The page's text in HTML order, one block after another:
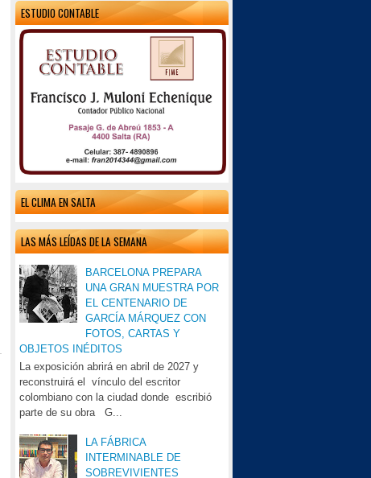
ESTUDIO CONTABLE
EL CLIMA EN SALTA
LAS MÁS LEÍDAS DE LA SEMANA
BARCELONA PREPARA
UNA GRAN MUESTRA POR
EL CENTENARIO DE
GARCÍA MÁRQUEZ CON
FOTOS, CARTAS Y
OBJETOS INÉDITOS
La exposición abrirá en abril de 2027 y
reconstruirá el vínculo del escritor
colombiano con la ciudad donde escribió
parte de su obra G...
LA FÁBRICA
INTERMINABLE DE
SOBREVIVIENTES